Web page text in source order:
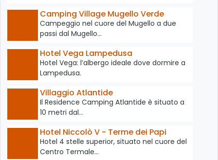
Camping Village Mugello Verde
Campeggio nel cuore del Mugello a due
passi dal Mugello…
Hotel Vega Lampedusa
Hotel Vega: l’albergo ideale dove dormire a
Lampedusa.
Villaggio Atlantide
Il Residence Camping Atlantide è situato a
10 metri dal…
Hotel Niccolò V - Terme dei Papi
Hotel 4 stelle superior, situato nel cuore del
Centro Termale…